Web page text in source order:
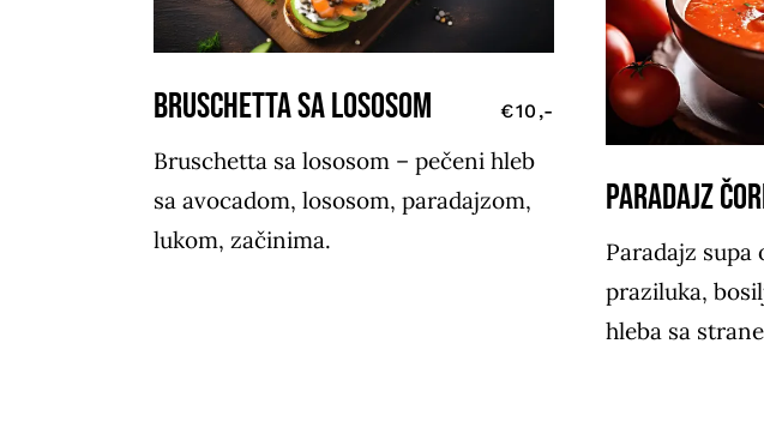
BRUSCHETTA SA LOSOSOM €10,-
Bruschetta sa lososom – pečeni hleb
sa avocadom, lososom, paradajzom,
lukom, začinima.
PARADAJZ
Paradajz supa
praziluka,
hleba sa